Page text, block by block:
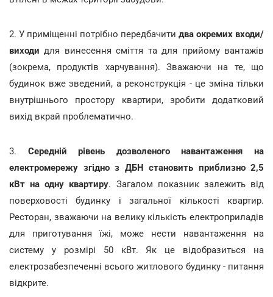
2. У приміщенні потрібно передбачити два окремих входи/
виходи для винесення сміття та для прийому вантажів
(зокрема, продуктів харчування). Зважаючи на те, що
будинок вже зведений, а реконструкція - це зміна тільки
внутрішнього простору квартири, зробити додатковий
вихід вкрай проблематично.
3. Середній рівень дозволеного навантаження на
електромережу згідно з ДБН становить приблизно 2,5
кВт на одну квартиру. Загалом показник залежить від
поверховості будинку і загальної кількості квартир.
Ресторан, зважаючи на велику кількість електроприладів
для приготування їжі, може нести навантаження на
систему у розмірі 50 кВт. Як це відобразиться на
електрозабезпеченні всього житлового будинку - питання
відкрите.